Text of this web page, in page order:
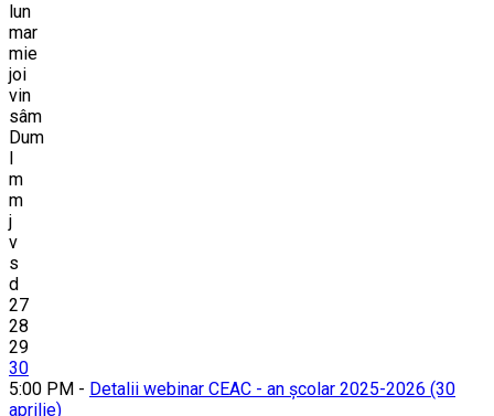
lun
mar
mie
joi
vin
sâm
Dum
l
m
m
j
v
s
d
27
28
29
30
5:00 PM - Detalii webinar CEAC - an școlar 2025-2026 (30
aprilie)